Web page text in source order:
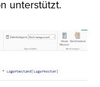
unterstützt.